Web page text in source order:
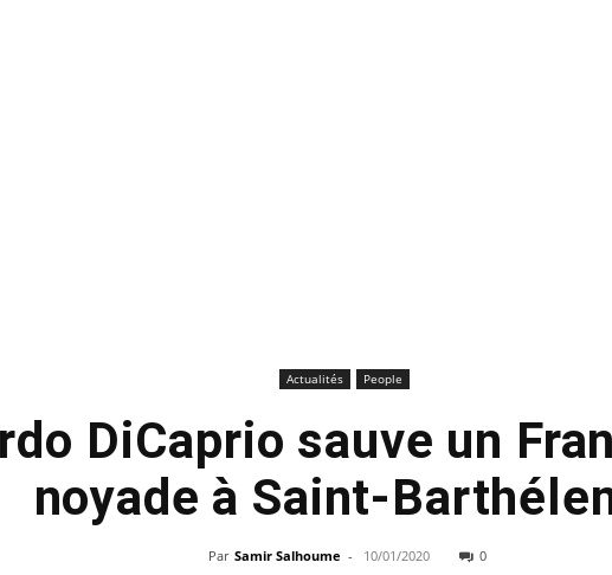
Actualités People
DiCaprio sauve un
noyade à Saint-
Par Samir Salhoume - 10/01/2020 0